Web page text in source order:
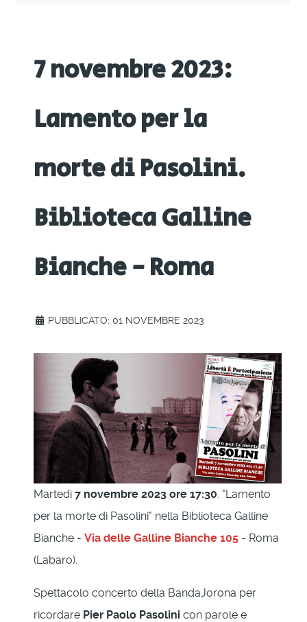
7 novembre 2023:
Lamento per la
morte di Pasolini.
Biblioteca Galline
Bianche - Roma
PUBBLICATO: 01 NOVEMBRE 2023
Martedì 7 novembre 2023 ore 17:30 . "Lamento
per la morte di Pasolini" nella Biblioteca Galline
Bianche - Via delle Galline Bianche 105 - Roma
(Labaro).
Spettacolo concerto della BandaJorona per
ricordare Pier Paolo Pasolini con parole e